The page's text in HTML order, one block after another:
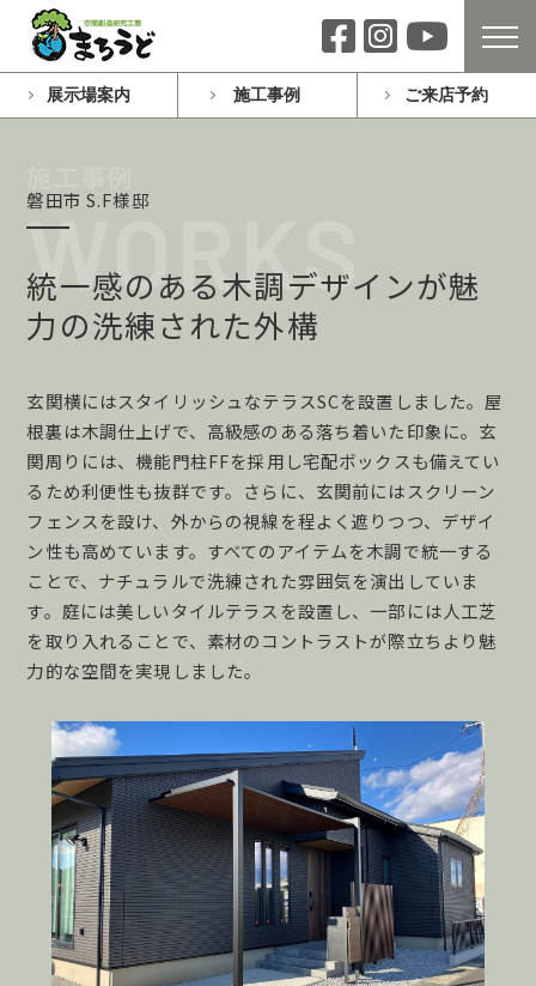
展示場案内 施工事例 ご来店予約
磐田市 S.F様邸
統一感のある木調デザインが魅
力の洗練された外構
玄関横にはスタイリッシュなテラスSCを設置しました。屋
根裏は木調仕上げで、高級感のある落ち着いた印象に。玄
関周りには、機能門柱FFを採用し宅配ボックスも備えてい
るため利便性も抜群です。さらに、玄関前にはスクリーン
フェンスを設け、外からの視線を程よく遮りつつ、デザイ
ン性も高めています。すべてのアイテムを木調で統一する
ことで、ナチュラルで洗練された雰囲気を演出していま
す。庭には美しいタイルテラスを設置し、一部には人工芝
を取り入れることで、素材のコントラストが際立ちより魅
力的な空間を実現しました。